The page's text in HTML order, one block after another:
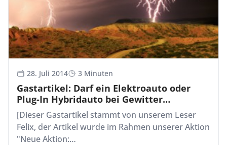
28. Juli 2014 3 Minuten
Gastartikel: Darf ein Elektroauto oder
Plug-In Hybridauto bei Gewitter
aufgeladen werden?
[Dieser Gastartikel stammt von unserem Leser
Felix, der Artikel wurde im Rahmen unserer Aktion
"Neue Aktion:…